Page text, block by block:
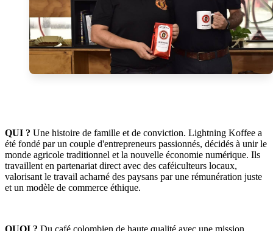
QUI ? Une histoire de famille et de conviction. Lightning Koffee a
été fondé par un couple d'entrepreneurs passionnés, décidés à unir le
monde agricole traditionnel et la nouvelle économie numérique. Ils
travaillent en partenariat direct avec des caféiculteurs locaux,
valorisant le travail acharné des paysans par une rémunération juste
et un modèle de commerce éthique.